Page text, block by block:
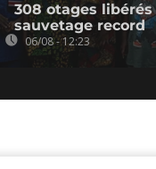
308 otages
sauvetage record
06/08 - 12:23